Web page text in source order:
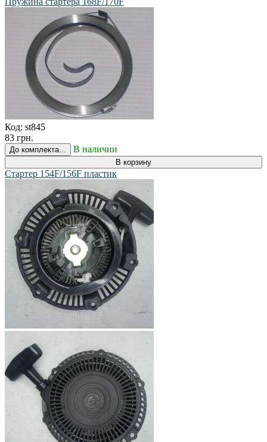
Код: st845
83 грн.
До комплекта... В наличии
В корзину
Стартер 154F/156F пластик